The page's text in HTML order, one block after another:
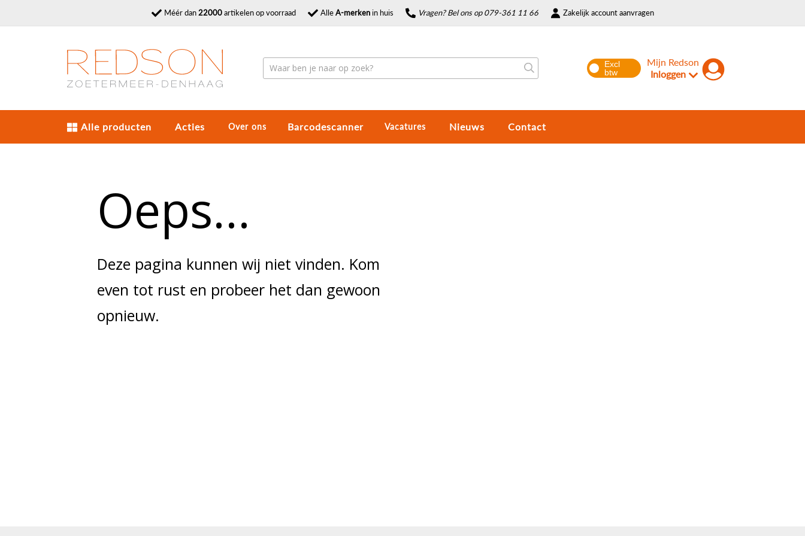
Méér dan22000artikelen op voorraad AlleA-merkenin huis Vragen? Bel ons op 079-361 11 66 Zakelijk account aanvragen
Mijn Redson
Inloggen
Alle producten Acties Over ons Barcodescanner Vacatures Nieuws Contact
Oeps...
Deze pagina kunnen wij niet vinden. Kom
even tot rust en probeer het dan gewoon
opnieuw.